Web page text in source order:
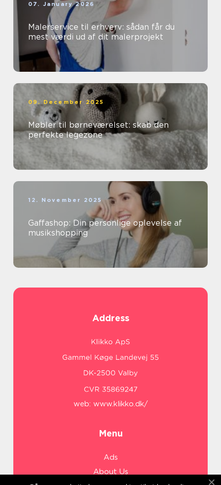
07. January 2026
Malerservice til erhverv: sådan får du
mest værdi ud af dit malerprojekt
09. December 2025
Møbler til børneværelset: skab den
perfekte legezone
12. November 2025
Gaffashop: Din personlige oplevelse af
musikshopping
Address
web: www.klikko.dk/
Menu
Ads
About Us